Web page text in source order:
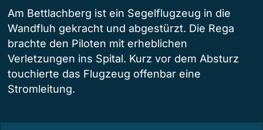
Am Bettlachberg ist ein Segelflugzeug in die
Wandfluh gekracht und abgestürzt. Die Rega
brachte den Piloten mit erheblichen
Verletzungen ins Spital. Kurz vor dem Absturz
touchierte das Flugzeug offenbar eine
Stromleitung.